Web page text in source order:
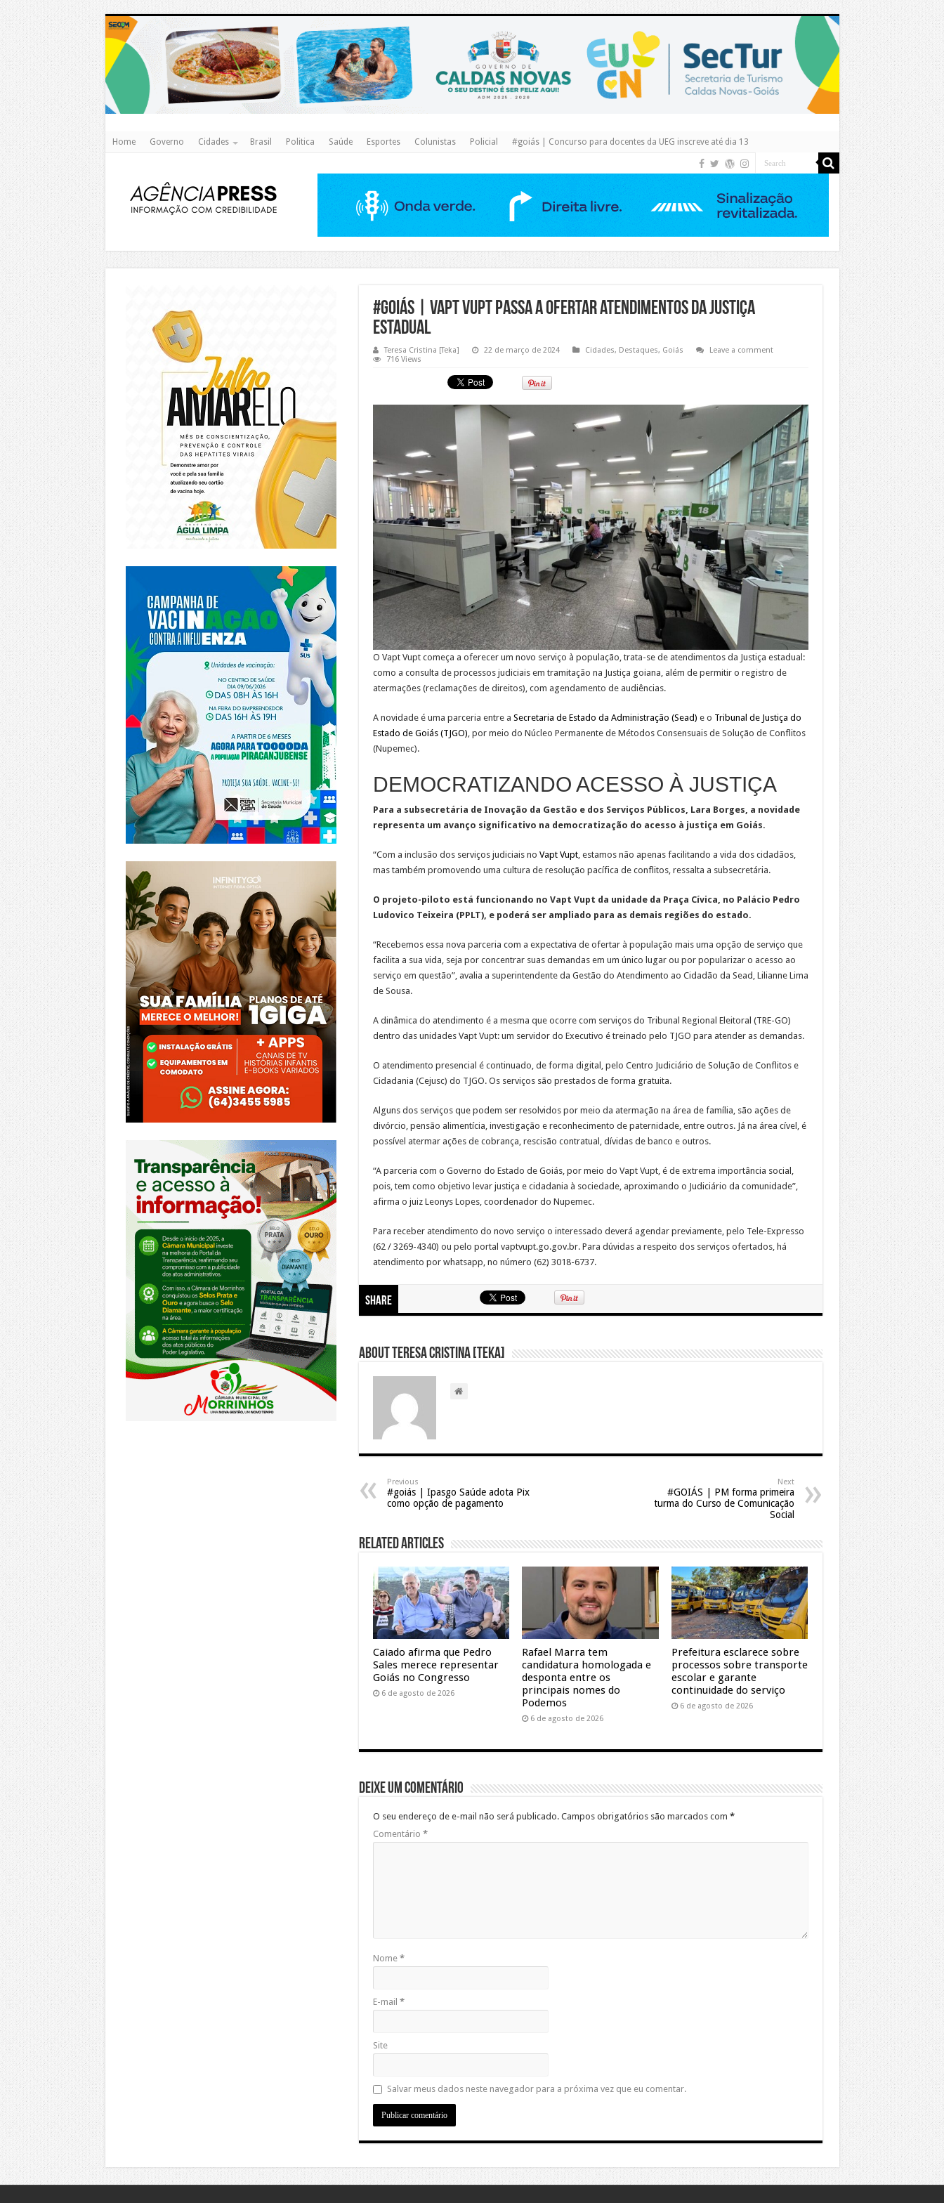
https://www.caldasnovas.go.gov.br/
Home Governo Cidades Brasil Politica Saúde Esportes Colunistas Policial #goiás | Concurso para docentes da UEG inscreve até dia 13
#goiás | Vapt Vupt passa a ofertar atendimentos da Justiça
estadual
Teresa Cristina [Teka] 22 de março de 2024 Cidades, Destaques, Goiás
Leave a comment
716 Views
O Vapt Vupt começa a oferecer um novo serviço à população, trata-se de atendimentos da Justiça estadual:
como a consulta de processos judiciais em tramitação na Justiça goiana, além de permitir o registro de
atermações (reclamações de direitos), com agendamento de audiências.
A novidade é uma parceria entre a Secretaria de Estado da Administração (Sead) e o Tribunal de Justiça do
Estado de Goiás (TJGO) , por meio do Núcleo Permanente de Métodos Consensuais de Solução de Conflitos
(Nupemec).
DEMOCRATIZANDO ACESSO À JUSTIÇA
Para a subsecretária de Inovação da Gestão e dos Serviços Públicos, Lara Borges, a novidade
representa um avanço significativo na democratização do acesso à justiça em Goiás.
“Com a inclusão dos serviços judiciais no Vapt Vupt, estamos não apenas facilitando a vida dos cidadãos,
mas também promovendo uma cultura de resolução pacífica de conflitos, ressalta a subsecretária.
O projeto-piloto está funcionando no Vapt Vupt da unidade da Praça Cívica, no Palácio Pedro
Ludovico Teixeira (PPLT), e poderá ser ampliado para as demais regiões do estado.
“Recebemos essa nova parceria com a expectativa de ofertar à população mais uma opção de serviço que
facilita a sua vida, seja por concentrar suas demandas em um único lugar ou por popularizar o acesso ao
serviço em questão”, avalia a superintendente da Gestão do Atendimento ao Cidadão da Sead, Lilianne Lima
de Sousa.
A dinâmica do atendimento é a mesma que ocorre com serviços do Tribunal Regional Eleitoral (TRE-GO)
dentro das unidades Vapt Vupt: um servidor do Executivo é treinado pelo TJGO para atender as demandas.
O atendimento presencial é continuado, de forma digital, pelo Centro Judiciário de Solução de Conflitos e
Cidadania (Cejusc) do TJGO. Os serviços são prestados de forma gratuita.
Alguns dos serviços que podem ser resolvidos por meio da atermação na área de família, são ações de
divórcio, pensão alimentícia, investigação e reconhecimento de paternidade, entre outros. Já na área cível, é
possível atermar ações de cobrança, rescisão contratual, dívidas de banco e outros.
“A parceria com o Governo do Estado de Goiás, por meio do Vapt Vupt, é de extrema importância social,
pois, tem como objetivo levar justiça e cidadania à sociedade, aproximando o Judiciário da comunidade”,
afirma o juiz Leonys Lopes, coordenador do Nupemec.
Para receber atendimento do novo serviço o interessado deverá agendar previamente, pelo Tele-Expresso
(62 / 3269-4340) ou pelo portal vaptvupt.go.gov.br. Para dúvidas a respeito dos serviços ofertados, há
atendimento por whatsapp, no número (62) 3018-6737.
Share
About Teresa Cristina [Teka]
Previous
#goiás | Ipasgo Saúde adota Pix
como opção de pagamento
Next
#GOIÁS | PM forma primeira
turma do Curso de Comunicação
Social
Related Articles
Caiado afirma que Pedro
Sales merece representar
Goiás no Congresso
6 de agosto de 2026
Rafael Marra tem
candidatura homologada e
desponta entre os
principais nomes do
Podemos
6 de agosto de 2026
Prefeitura esclarece sobre
processos sobre transporte
escolar e garante
continuidade do serviço
6 de agosto de 2026
Deixe um comentário
O seu endereço de e-mail não será publicado. Campos obrigatórios são marcados com *
Comentário *
Nome *
E-mail *
Site
Salvar meus dados neste navegador para a próxima vez que eu comentar.
https://piracanjuba.go.gov.br/
https://www.infinitygo.com.br/
https://morrinhos.go.leg.br/